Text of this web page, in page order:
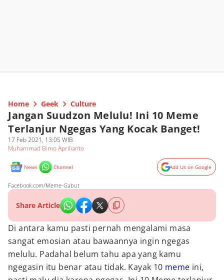
Home Geek Culture
Jangan Suudzon Melulu! Ini 10 Meme
Terlanjur Ngegas Yang Kocak Banget!
17 Feb 2021, 13:05 WIB
Muhammad Bimo Aprilianto
News Channel Add Us on Google
Facebook.com/Meme-Gabut
Share Article
Di antara kamu pasti pernah mengalami masa
sangat emosian atau bawaannya ingin ngegas
melulu. Padahal belum tahu apa yang kamu
ngegasin itu benar atau tidak. Kayak 10 meme ini,